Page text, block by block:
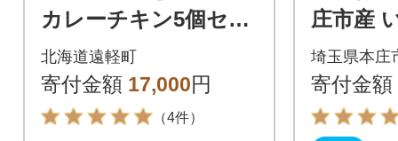
カレーチキン5個セッ
ト
北海道遠軽町
寄付金額 17,000円
（4件）
庄市産
あまり
ク(500g)
埼玉県本庄
寄付金額